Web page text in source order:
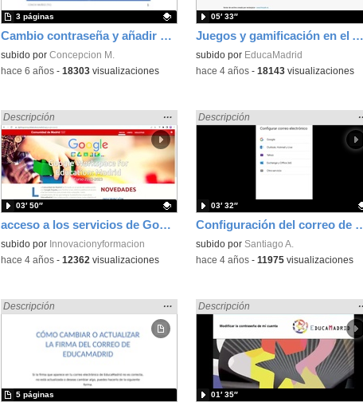
Cambio contraseña y añadir correo alternativo Usuario EducaMadrid
Contenido educativo.
subido por Concepcion M.
3 páginas
-hace 6 años- 18303visualizaciones
Juegos y gamificación en el Aula virtual
subido por EducaMadrid
05′ 33″
-hace 4 años- 18143visualizaciones
acceso a los servicios de Google con EducaMadrid
Encontrado «EducaMadrid» en:
Descripción
Mostrar
la
ubicación
de la
búsqueda
…
Contenido educativo.
subido por Innovacionyformacion
03′ 50″
-hace 4 años- 12362 visualizaciones
Configuración del correo
Encontrado «EducaMadrid» en:
Descripción
Contenido educativo.
subido por Santiago A.
03′ 32″
-hace 4 años- 11975visualizaciones
Encontrado «EducaMadrid» en:
Descripción
Mostrar
la
ubicación
…
5 páginas
Encontrado «EducaMadrid» en:
Descripción
01′ 35″